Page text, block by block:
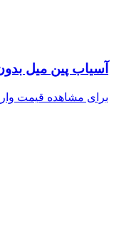
آسیاب پین میل
برای مشاهده قیمت